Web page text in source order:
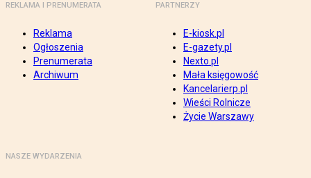
REKLAMA I PRENUMERATA
Reklama
Ogłoszenia
Prenumerata
Archiwum
PARTNERZY
E-kiosk.pl
E-gazety.pl
Nexto.pl
Mała księgowość
Kancelarierp.pl
Wieści Rolnicze
Życie Warszawy
NASZE WYDARZENIA